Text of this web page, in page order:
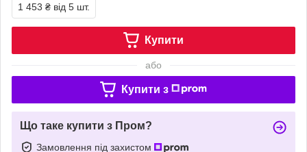
1 453 ₴ від 5 шт.
Купити
або
Купити з
Що таке купити з Пром?
Замовлення під захистом